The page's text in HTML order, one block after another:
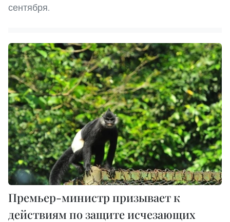
сентября.
Премьер-министр призывает к
действиям по защите исчезающих